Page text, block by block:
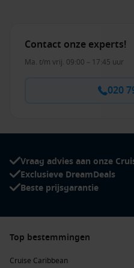
Contact onze experts!
Ma. t/m vrij. 09:00 – 17:45 uur
020
Vraag advies aan onze
Exclusieve DreamDeals
Beste prijsgarantie
Top bestemmingen
Cruise Caribbean